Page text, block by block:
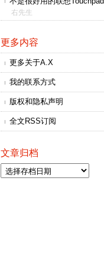
右先生
更多内容
更多关于A.X
我的联系方式
版权和隐私声明
全文RSS订阅
文章归档